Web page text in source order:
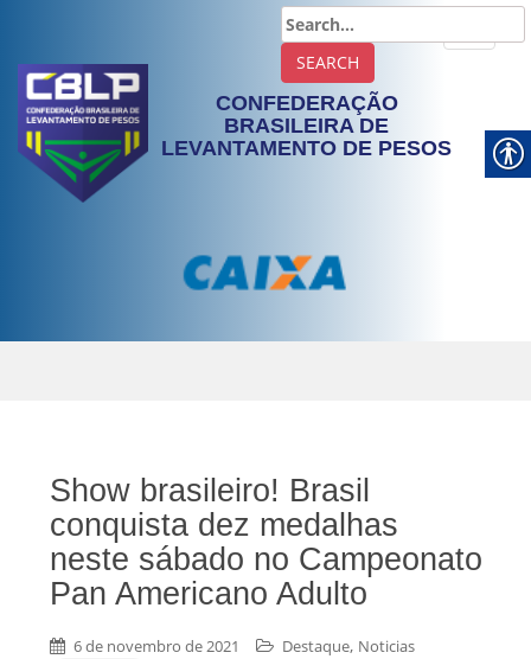
CONFEDERAÇÃO
BRASILEIRA DE
LEVANTAMENTO DE PESOS
Show brasileiro! Brasil
conquista dez medalhas
neste sábado no Campeonato
Pan Americano Adulto
6 de novembro de 2021 Destaque, Noticias